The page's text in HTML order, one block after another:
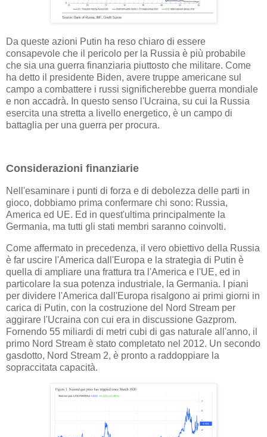
Da queste azioni Putin ha reso chiaro di essere
consapevole che il pericolo per la Russia è più probabile
che sia una guerra finanziaria piuttosto che militare. Come
ha detto il presidente Biden, avere truppe americane sul
campo a combattere i russi significherebbe guerra mondiale
e non accadrà. In questo senso l'Ucraina, su cui la Russia
esercita una stretta a livello energetico, è un campo di
battaglia per una guerra per procura.
Considerazioni finanziarie
Nell'esaminare i punti di forza e di debolezza delle parti in
gioco, dobbiamo prima confermare chi sono: Russia,
America ed UE. Ed in quest'ultima principalmente la
Germania, ma tutti gli stati membri saranno coinvolti.
Come affermato in precedenza, il vero obiettivo della Russia
è far uscire l'America dall'Europa e la strategia di Putin è
quella di ampliare una frattura tra l'America e l'UE, ed in
particolare la sua potenza industriale, la Germania. I piani
per dividere l'America dall'Europa risalgono ai primi giorni in
carica di Putin, con la costruzione del Nord Stream per
aggirare l'Ucraina con cui era in discussione Gazprom.
Fornendo 55 miliardi di metri cubi di gas naturale all'anno, il
primo Nord Stream è stato completato nel 2012. Un secondo
gasdotto, Nord Stream 2, è pronto a raddoppiare la
sopraccitata capacità.